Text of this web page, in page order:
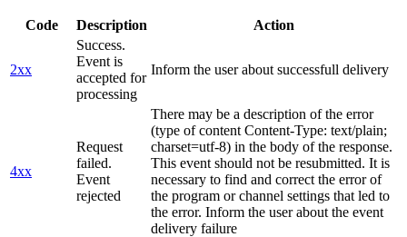
Code Description Action
2xx
Success.
Event is
accepted for
processing
Inform the user about successfull delivery
4xx
Request
failed.
Event
rejected
There may be a description of the error
(type of content Content-Type: text/plain;
charset=utf-8) in the body of the response.
This event should not be resubmitted. It is
necessary to find and correct the error of
the program or channel settings that led to
the error. Inform the user about the event
delivery failure